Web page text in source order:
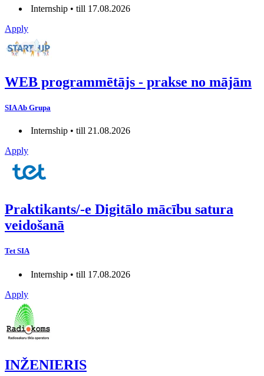
Internship • till 17.08.2026
Apply
WEB programmētājs - prakse no mājām
SIA Ab Grupa
Internship • till 21.08.2026
Apply
Praktikants/-e Digitālo mācību satura
veidošanā
Tet SIA
Internship • till 17.08.2026
Apply
INŽENIERIS